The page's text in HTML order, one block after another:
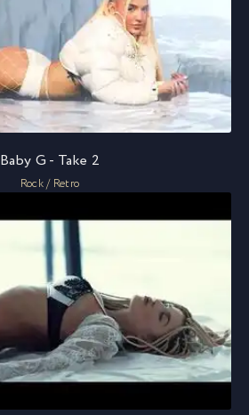
Baby G - Take 2
Rock / Retro